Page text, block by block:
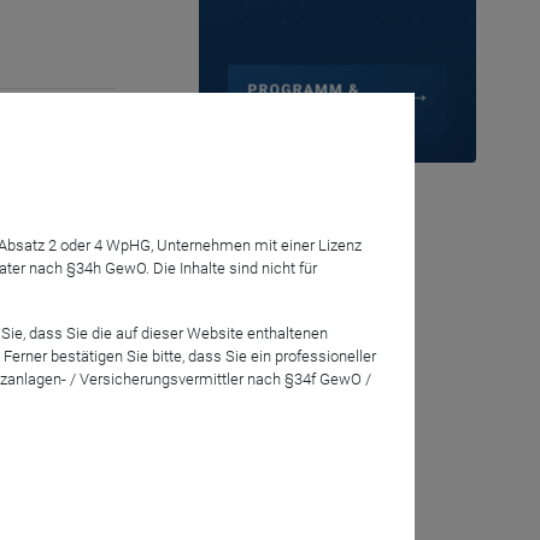
für
2 oder 4 WpHG, Unternehmen mit einer Lizenz
nach §34h GewO. Die Inhalte sind nicht für
dass Sie die auf dieser Website enthaltenen
bestätigen Sie bitte, dass Sie ein professioneller
/ Versicherungsvermittler nach §34f GewO /